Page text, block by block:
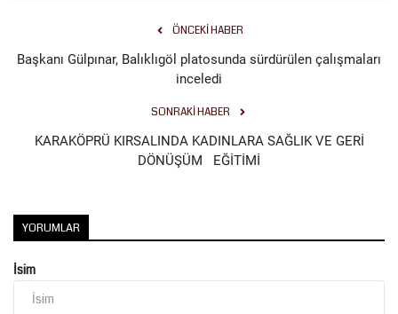
ÖNCEKI HABER
Başkanı Gülpınar, Balıklıgöl platosunda sürdürülen çalışmaları
inceledi
SONRAKI HABER
KARAKÖPRÜ KIRSALINDA KADINLARA SAĞLIK VE GERİ
DÖNÜŞÜM EĞİTİMİ
YORUMLAR
İsim